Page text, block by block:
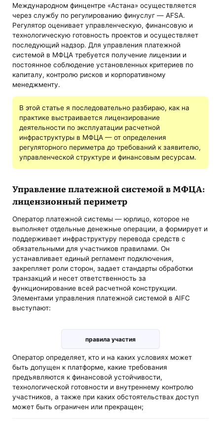
Международном финцентре «Астана» осуществляется
через службу по регулированию финуслуг — AFSA.
Регулятор оценивает управленческую, финансовую и
технологическую готовность проектов и осуществляет
последующий надзор. Для управления платежной
системой в МФЦА требуется получение лицензии и
постоянное соблюдение установленных критериев по
капиталу, контролю рисков и корпоративному
менеджменту.
В этой статье я последовательно разбираю, как на
практике выстраивается лицензирование
деятельности по эксплуатации расчетной
инфраструктуры в МФЦА — от определения
регуляторного периметра до требований к заявителю,
управленческой структуре и финансовым ресурсам.
Управление платежной системой в МФЦА:
лицензионный периметр
Оператор платежной системы — юрлицо, которое не
выполняет отдельные денежные операции, а формирует и
поддерживает инфраструктуру перевода средств с
обязательными для участников правилами. Он
устанавливает единый регламент подключения,
закрепляет роли сторон, задает стандарты обработки
транзакций и несет ответственность за
функционирование всей расчетной конструкции.
Элементами управления платежной системой в AIFC
выступают:
правила участия
Оператор определяет, кто и на каких условиях может
быть допущен к платформе, какие требования
предъявляются к финансовой устойчивости,
технологической готовности и внутреннему контролю
участников, а также при каких обстоятельствах доступ
может быть ограничен или прекращен;